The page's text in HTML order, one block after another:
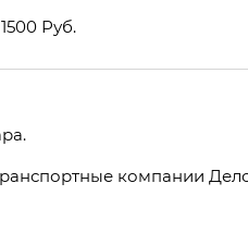
1500 Руб.
компании